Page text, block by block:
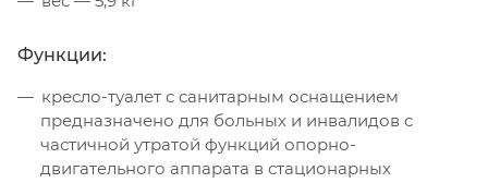
Функции:
кресло-туалет с санитарным оснащением
предназначено для больных и инвалидов с
частичной утратой функций опорно-
двигательного аппарата в стационарных